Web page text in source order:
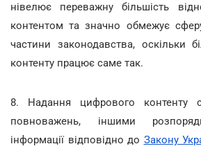
нівелює переважну більшість
контентом та значно обмежує
частини законодавства, оскільки
контенту працює саме так.
8. Надання цифрового контенту
повноважень, іншими
інформації відповідно до Закону